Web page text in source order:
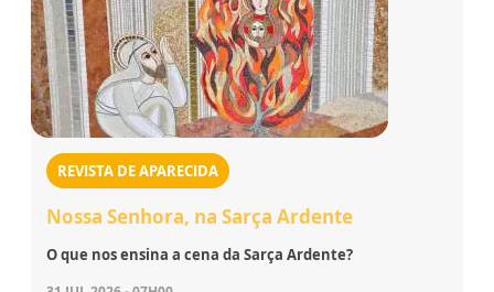
REVISTA DE APARECIDA
Nossa Senhora, na Sarça Ardente
O que nos ensina a cena da Sarça Ardente?